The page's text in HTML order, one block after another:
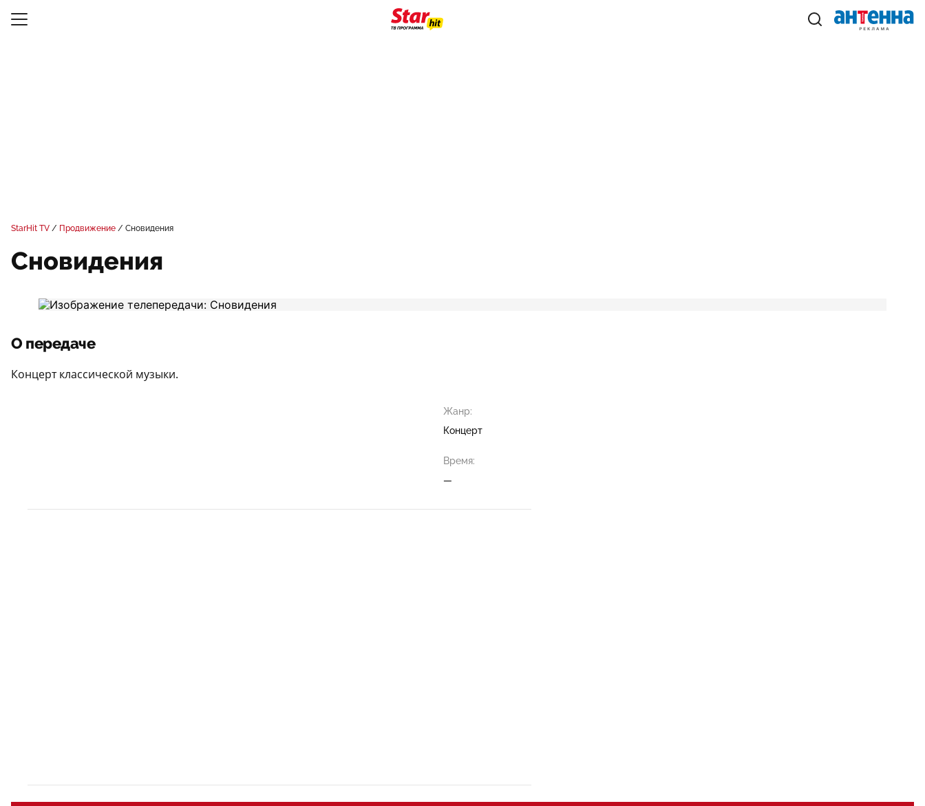
StarHit TV Продвижение Сновидения
Сновидения
О передаче
Концерт классической музыки.
Жанр:
Концерт
Время:
—